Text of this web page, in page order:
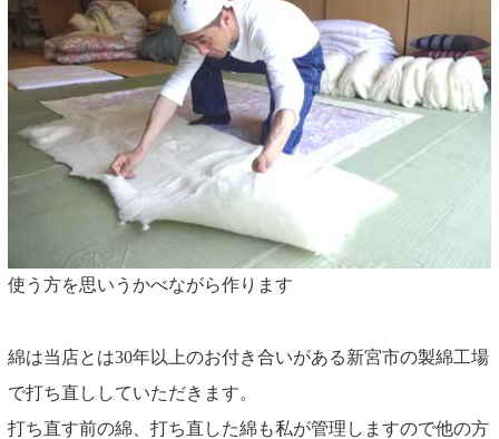
使う方を思いうかべながら作ります
綿は当店とは30年以上のお付き合いがある新宮市の製綿工場
で打ち直ししていただきます。
打ち直す前の綿、打ち直した綿も私が管理しますので他の方